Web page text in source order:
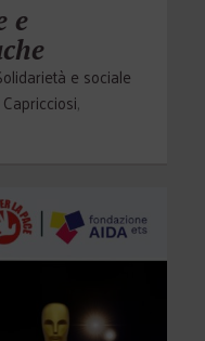
e
e sociale
,